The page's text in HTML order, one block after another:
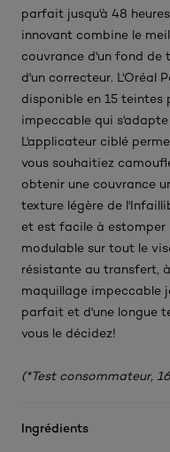
parfait jusqu'à 48
innovant combine le
couvrance d'un fond de
d'un correcteur. L'Oréal
disponible en 15
impeccable qui
L'applicateur ciblé
vous souhaitiez
obtenir une couvrance
texture légère de
et est facile à estomper
modulable sur tout le
résistante au transfert,
maquillage impeccable
parfait et d'une longue
vous le décidez!
(*Test consommateur,
Ingrédients